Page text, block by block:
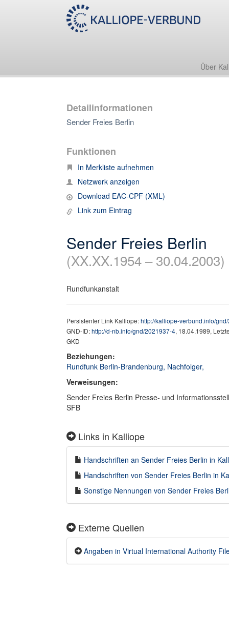
Über
Detailinformationen
Sender Freies Berlin
Funktionen
In Merkliste aufnehmen
Netzwerk anzeigen
Download EAC-CPF (XML)
Link zum Eintrag
Sender Freies Berlin
(XX.XX.1954 – 30.04.2003)
Rundfunkanstalt
Persistenter Link Kalliope:http://kalliope-verbund.info/
GND-ID:http://d-nb.info/gnd/2021937-4, 18.04.1989,
GKD
Beziehungen:
Rundfunk Berlin-Brandenburg, Nachfolger,
Verweisungen:
Sender Freies Berlin Presse- und
SFB
Links in Kalliope
Handschriften an Sender Freies Berlin in
Handschriften von Sender Freies Berlin in
Sonstige Nennungen von Sender Freies
Externe Quellen
Angaben in Virtual International Authority